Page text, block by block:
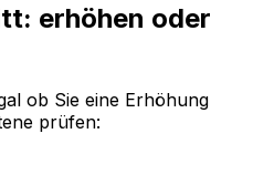
erhöhen oder
ob Sie eine Erhöhung
prüfen: